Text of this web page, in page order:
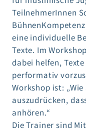
TeilnehmerInnen
eine individuelle
Texte. Im
dabei helfen,
performativ
Workshop ist:
auszudrücken,
anhören.“
Die Trainer sind